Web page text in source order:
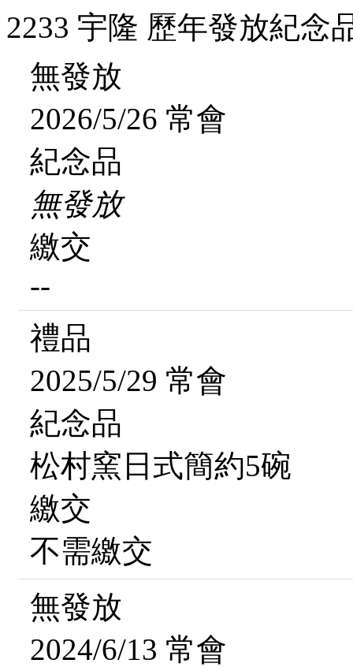
2233 宇隆 歷年發放紀念
無發放
2026/5/26 常會
紀念品
無發放
繳交
--
禮品
2025/5/29 常會
紀念品
松村窯日式簡約5碗
繳交
不需繳交
無發放
2024/6/13 常會